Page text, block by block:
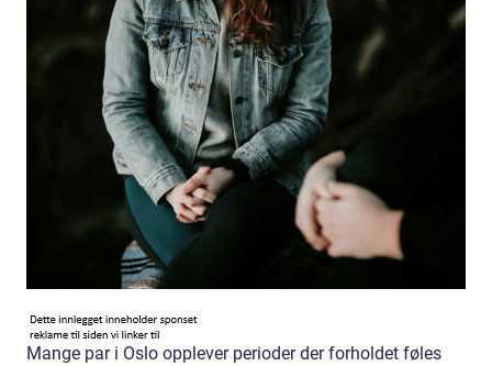
Mange par i Oslo opplever perioder der forholdet føles